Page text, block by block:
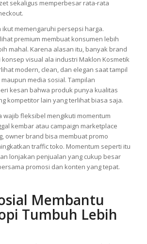
sekaligus memperbesar rata-rata
ikut memengaruhi persepsi harga.
premium membuat konsumen lebih
mahal. Karena alasan itu, banyak brand
visual ala industri Maklon Kosmetik
modern, clean, dan elegan saat tampil
media sosial. Tampilan
kesan bahwa produk punya kualitas
kompetitor lain yang terlihat biasa saja.
wajib fleksibel mengikuti momentum
kembar atau campaign marketplace
owner brand bisa membuat promo
traffic toko. Momentum seperti itu
lonjakan penjualan yang cukup besar
promosi dan konten yang tepat.
Membantu
Tumbuh Lebih